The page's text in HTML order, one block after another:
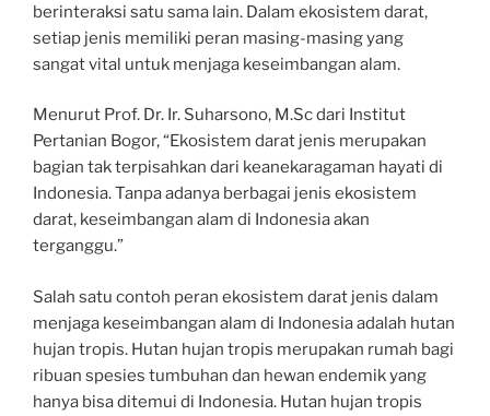
berinteraksi satu sama lain. Dalam ekosistem darat,
setiap jenis memiliki peran masing-masing yang
sangat vital untuk menjaga keseimbangan alam.
Menurut Prof. Dr. Ir. Suharsono, M.Sc dari Institut
Pertanian Bogor, “Ekosistem darat jenis merupakan
bagian tak terpisahkan dari keanekaragaman hayati di
Indonesia. Tanpa adanya berbagai jenis ekosistem
darat, keseimbangan alam di Indonesia akan
terganggu.”
Salah satu contoh peran ekosistem darat jenis dalam
menjaga keseimbangan alam di Indonesia adalah hutan
hujan tropis. Hutan hujan tropis merupakan rumah bagi
ribuan spesies tumbuhan dan hewan endemik yang
hanya bisa ditemui di Indonesia. Hutan hujan tropis